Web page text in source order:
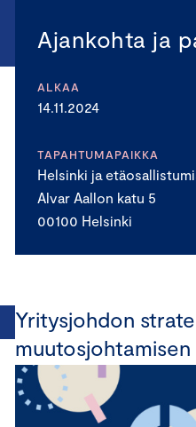
Ajankohta ja
ALKAA
14.11.2024
TAPAHTUMAPAIKKA
Helsinki ja
Alvar Aallon katu 5
00100 Helsinki
Yritysjohdon